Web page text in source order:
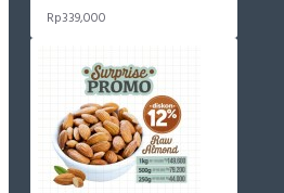
Rp339,000